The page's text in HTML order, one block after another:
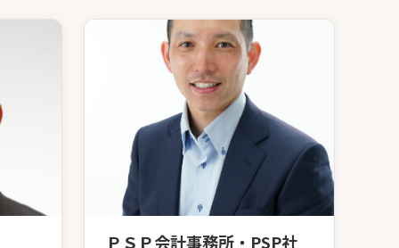
ＰＳＰ会計事務所・PSP社